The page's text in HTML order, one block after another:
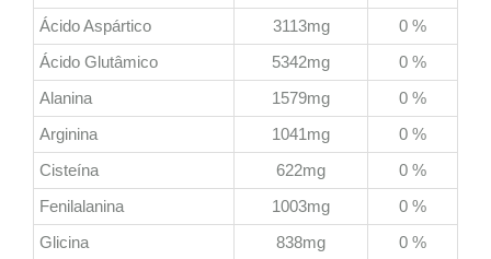
Ácido Aspártico
3113mg
0 %
Ácido Glutâmico
5342mg
0 %
Alanina
1579mg
0 %
Arginina
1041mg
0 %
Cisteína
622mg
0 %
Fenilalanina
1003mg
0 %
Glicina
838mg 0 %